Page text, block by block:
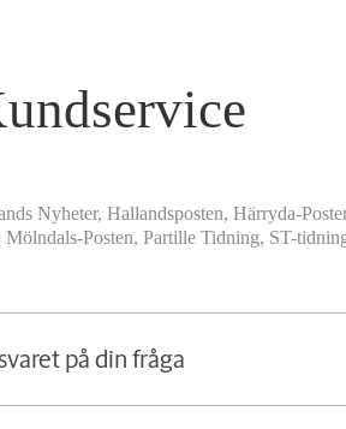
Nyheter, Hallandsposten, Härryda-
Posten, Partille Tidning, ST-